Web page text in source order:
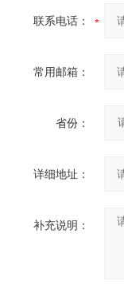
联系电话：
常用邮箱：
省份：
详细地址：
补充说明：